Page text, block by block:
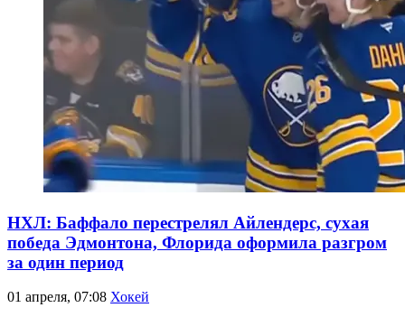
НХЛ: Баффало перестрелял Айлендерс, сухая
победа Эдмонтона, Флорида оформила разгром
за один период
01 апреля, 07:08 Хокей